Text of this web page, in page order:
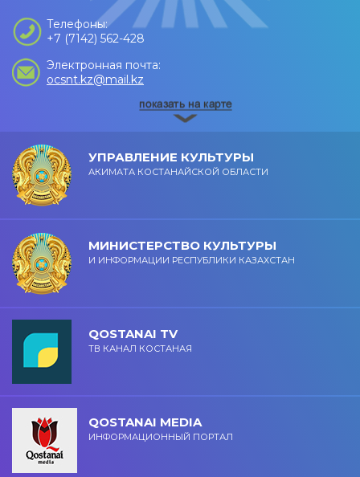
Телефоны:
+7 (7142) 562-428
Электронная почта:
ocsnt.kz@mail.kz
УПРАВЛЕНИЕ КУЛЬТУРЫ
АКИМАТА КОСТАНАЙСКОЙ ОБЛАСТИ
МИНИСТЕРСТВО КУЛЬТУРЫ
И ИНФОРМАЦИИ РЕСПУБЛИКИ КАЗАХСТАН
QOSTANAI TV
ТВ КАНАЛ КОСТАНАЯ
QOSTANAI MEDIA
ИНФОРМАЦИОННЫЙ ПОРТАЛ